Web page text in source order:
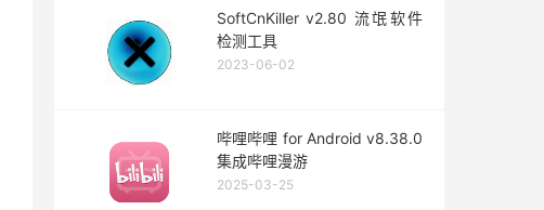
SoftCnKiller v2.80 流氓软件
检测工具
2023-06-02
哔哩哔哩 for Android v8.38.0
集成哔哩漫游
2025-03-25